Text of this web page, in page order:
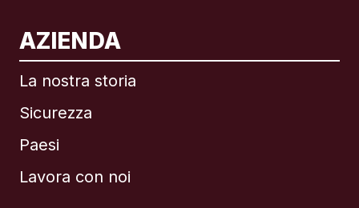
AZIENDA
La nostra storia
Sicurezza
Paesi
Lavora con noi